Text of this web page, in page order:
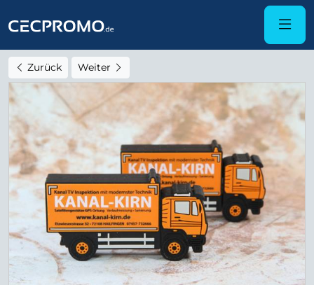
Zurück Weiter